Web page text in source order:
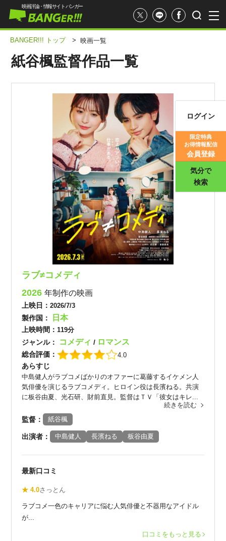
映画記事
映画評価
映画評論・情報サイト バンガー
ログイン
限定特典
お得情報配信
会員登録
気分で
検索
BANGER!!! トップ > 映画一覧
紙谷楓監督作品一覧
ラブ≠コメディ
2026年制作の映画
上映日：2026/7/3
製作国： 日本
上映時間： 119分
ジャンル： コメディ/ ロマンス
総合評価： 4.0
あらすじ
中島健人がラブコメばかりのオファーに葛藤するイケメン人
気俳優を演じるラブコメディ。ヒロイン役は長濱ねる。共演
に板谷由夏、光石研、財前直見。監督はＴＶ「彼女はキレ...
続きを読む
監督： 紙谷楓
出演者： 中島健人 長濱ねる 板谷由夏
最新口コミ
★ 4.0さっとん
ラブコメ一色のキャリアに悩む人気俳優と不器用なアイドル
が...
口コミをもっと見る